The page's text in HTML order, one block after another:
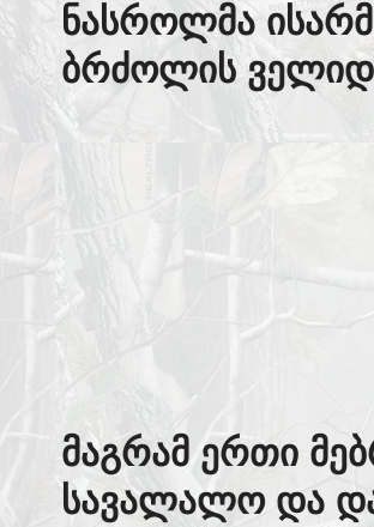
ნასროლმა
ბრძოლის
მაგრამ ერთი
სავალალო და